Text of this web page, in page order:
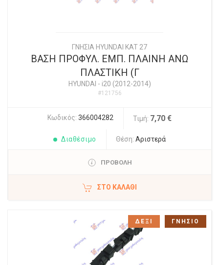
ΓΝΗΣΙΑ HYUNDAI KAT 27
ΒΑΣΗ ΠΡΟΦΥΛ. ΕΜΠ. ΠΛΑΙΝΗ ΑΝΩ
ΠΛΑΣΤΙΚΗ (Γ
HYUNDAI - i20 (2012-2014)
#121756
Κωδικός: 366004282 Τιμή: 7,70 €
Διαθέσιμο Θέση: Αριστερά
ΠΡΟΒΟΛΗ
ΣΤΟ ΚΑΛΆΘΙ
ΔΕΞΙ ΓΝΗΣΙΟ